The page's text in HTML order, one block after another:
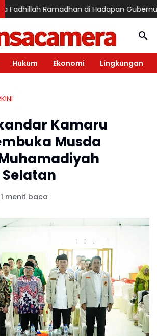
Ramadhan di Hadapan Gubernur
Hukum Ekonomi Lingkungan
Kamaru
Musda
1 menit baca